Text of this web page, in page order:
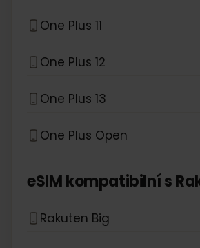
One Plus 11
One Plus 12
One Plus 13
One Plus Open
eSIM kompatibilní s
Rakuten Big